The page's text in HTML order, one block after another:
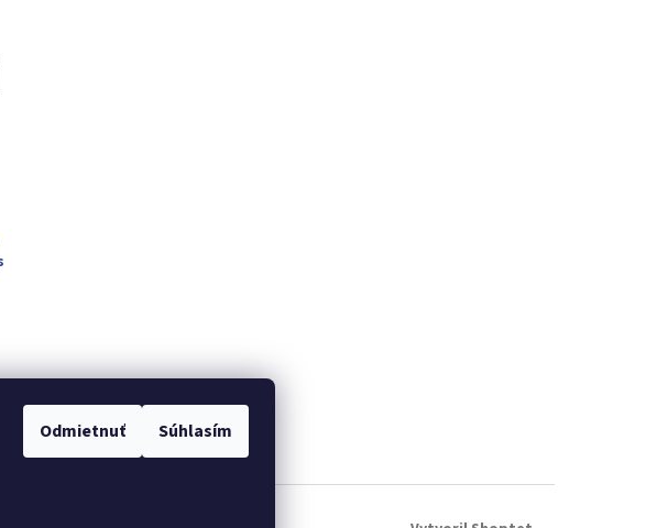
Odmietnuť Súhlasím